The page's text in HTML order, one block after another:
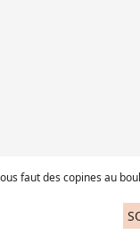
faut des copines au